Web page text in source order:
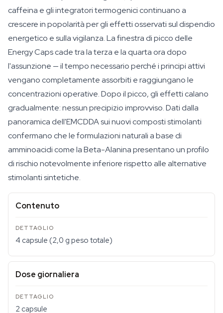
caffeina e gli integratori termogenici continuano a
crescere in popolarità per gli effetti osservati sul dispendio
energetico e sulla vigilanza. La finestra di picco delle
Energy Caps cade tra la terza e la quarta ora dopo
l'assunzione — il tempo necessario perché i principi attivi
vengano completamente assorbiti e raggiungano le
concentrazioni operative. Dopo il picco, gli effetti calano
gradualmente: nessun precipizio improvviso. Dati dalla
panoramica dell'EMCDDA sui nuovi composti stimolanti
confermano che le formulazioni naturali a base di
amminoacidi come la Beta-Alanina presentano un profilo
di rischio notevolmente inferiore rispetto alle alternative
stimolanti sintetiche.
Contenuto
4 capsule (2,0 g peso totale)
Dose giornaliera
2 capsule